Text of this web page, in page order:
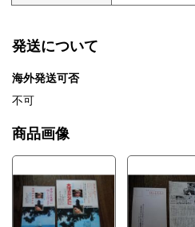
発送について
海外発送可否
不可
商品画像